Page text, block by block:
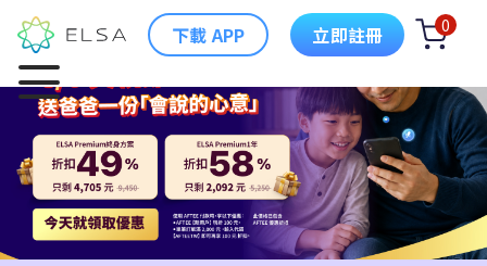
下載 APP 立即註冊 0